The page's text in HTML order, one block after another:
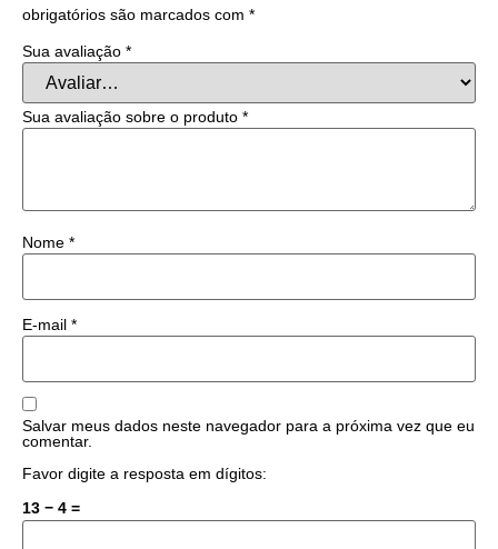
obrigatórios são marcados com *
Sua avaliação *
Sua avaliação sobre o produto *
Nome *
E-mail *
Salvar meus dados neste navegador para a próxima vez que eu
comentar.
Favor digite a resposta em dígitos:
13 − 4 =